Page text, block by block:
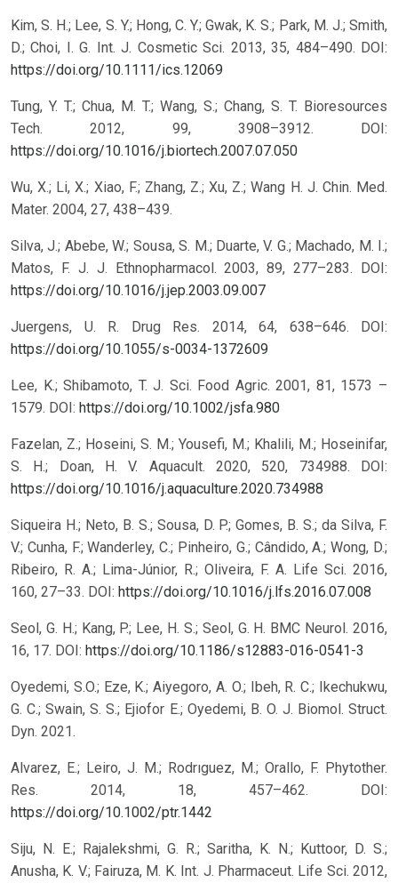
Kim, S. H.; Lee, S. Y.; Hong, C. Y.; Gwak, K. S.; Park, M. J.; Smith,
D.; Choi, I. G. Int. J. Cosmetic Sci. 2013, 35, 484–490. DOI:
https://doi.org/10.1111/ics.12069
Tung, Y. T.; Chua, M. T.; Wang, S.; Chang, S. T. Bioresources
Tech. 2012, 99, 3908–3912. DOI:
https://doi.org/10.1016/j.biortech.2007.07.050
Wu, X.; Li, X.; Xiao, F.; Zhang, Z.; Xu, Z.; Wang H. J. Chin. Med.
Mater. 2004, 27, 438–439.
Silva, J.; Abebe, W.; Sousa, S. M.; Duarte, V. G.; Machado, M. I.;
Matos, F. J. J. Ethnopharmacol. 2003, 89, 277–283. DOI:
https://doi.org/10.1016/j.jep.2003.09.007
Juergens, U. R. Drug Res. 2014, 64, 638–646. DOI:
https://doi.org/10.1055/s-0034-1372609
Lee, K.; Shibamoto, T. J. Sci. Food Agric. 2001, 81, 1573 –
1579. DOI: https://doi.org/10.1002/jsfa.980
Fazelan, Z.; Hoseini, S. M.; Yousefi, M.; Khalili, M.; Hoseinifar,
S. H.; Doan, H. V. Aquacult. 2020, 520, 734988. DOI:
https://doi.org/10.1016/j.aquaculture.2020.734988
Siqueira H.; Neto, B. S.; Sousa, D. P.; Gomes, B. S.; da Silva, F.
V.; Cunha, F.; Wanderley, C.; Pinheiro, G.; Cândido, A.; Wong, D.;
Ribeiro, R. A.; Lima-Júnior, R.; Oliveira, F. A. Life Sci. 2016,
160, 27–33. DOI: https://doi.org/10.1016/j.lfs.2016.07.008
Seol, G. H.; Kang, P.; Lee, H. S.; Seol, G. H. BMC Neurol. 2016,
16, 17. DOI: https://doi.org/10.1186/s12883-016-0541-3
Oyedemi, S.O.; Eze, K.; Aiyegoro, A. O.; Ibeh, R. C.; Ikechukwu,
G. C.; Swain, S. S.; Ejiofor E.; Oyedemi, B. O. J. Biomol. Struct.
Dyn. 2021.
Alvarez, E.; Leiro, J. M.; Rodrıguez, M.; Orallo, F. Phytother.
Res. 2014, 18, 457–462. DOI:
https://doi.org/10.1002/ptr.1442
Siju, N. E.; Rajalekshmi, G. R.; Saritha, K. N.; Kuttoor, D. S.;
Anusha, K. V.; Fairuza, M. K. Int. J. Pharmaceut. Life Sci. 2012,